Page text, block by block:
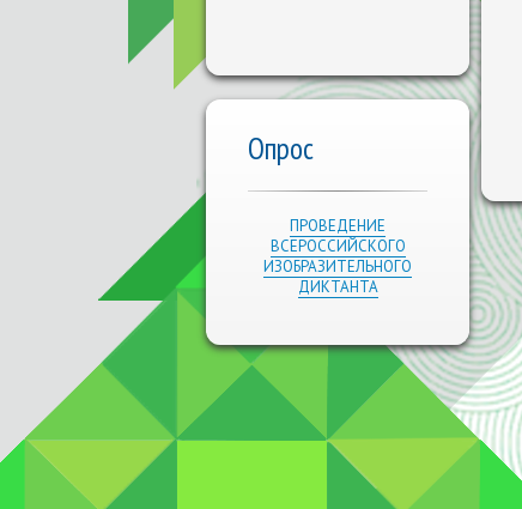
Опрос
ПРОВЕДЕНИЕ
ВСЕРОССИЙСКОГО
ИЗОБРАЗИТЕЛЬНОГО
ДИКТАНТА